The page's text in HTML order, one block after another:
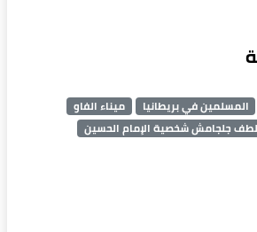
المسلمين في بريطانيا
ميناء الفاو
جلجامش شخصية الإمام الحسين